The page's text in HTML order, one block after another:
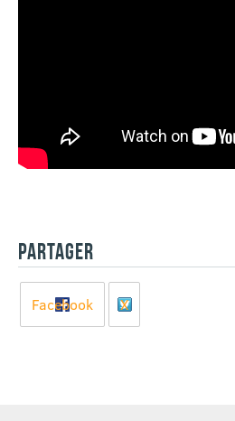
PARTAGER
Facebook
X